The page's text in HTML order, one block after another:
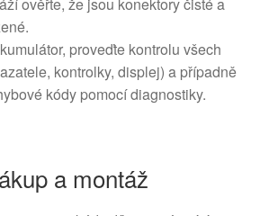
ověřte, že jsou konektory čisté a
proveďte kontrolu všech
kontrolky, displej) a případně
kódy pomocí diagnostiky.
a montáž